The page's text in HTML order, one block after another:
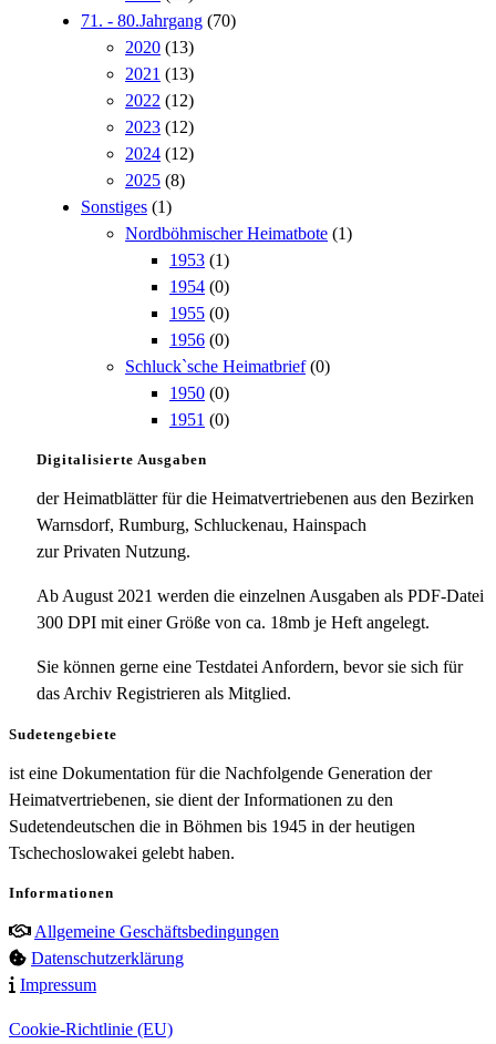
71. - 80.Jahrgang (70)
2020 (13)
2021 (13)
2022 (12)
2023 (12)
2024 (12)
2025 (8)
Sonstiges (1)
Nordböhmischer Heimatbote (1)
1953 (1)
1954 (0)
1955 (0)
1956 (0)
Schluck`sche Heimatbrief (0)
1950 (0)
1951 (0)
Digitalisierte Ausgaben
der Heimatblätter für die Heimatvertriebenen aus den Bezirken
Warnsdorf, Rumburg, Schluckenau, Hainspach
zur Privaten Nutzung.
Ab August 2021 werden die einzelnen Ausgaben als PDF-Datei
300 DPI mit einer Größe von ca. 18mb je Heft angelegt.
Sie können gerne eine Testdatei Anfordern, bevor sie sich für
das Archiv Registrieren als Mitglied.
Sudetengebiete
ist eine Dokumentation für die Nachfolgende Generation der
Heimatvertriebenen, sie dient der Informationen zu den
Sudetendeutschen die in Böhmen bis 1945 in der heutigen
Tschechoslowakei gelebt haben.
Informationen
Allgemeine Geschäftsbedingungen
Datenschutzerklärung
Impressum
Cookie-Richtlinie (EU)